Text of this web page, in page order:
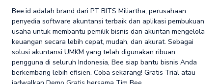
Bee.id adalah brand dari PT BITS Miliartha, perusahaan
penyedia software akuntansi terbaik dan aplikasi pembukuan
usaha untuk membantu pemilik bisnis dan akuntan mengelola
keuangan secara lebih cepat, mudah, dan akurat. Sebagai
solusi akuntansi UMKM yang telah digunakan ribuan
pengguna di seluruh Indonesia, Bee siap bantu bisnis Anda
berkembang lebih efisien. Coba sekarang! Gratis Trial atau